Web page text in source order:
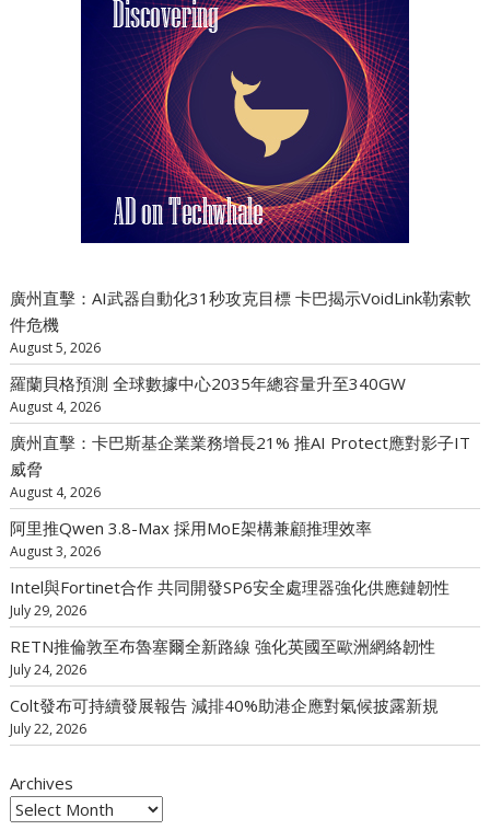
廣州直擊：AI武器自動化31秒攻克目標 卡巴揭示VoidLink勒索軟
件危機
August 5, 2026
羅蘭貝格預測 全球數據中心2035年總容量升至340GW
August 4, 2026
廣州直擊：卡巴斯基企業業務增長21% 推AI Protect應對影子IT
威脅
August 4, 2026
阿里推Qwen 3.8-Max 採用MoE架構兼顧推理效率
August 3, 2026
Intel與Fortinet合作 共同開發SP6安全處理器強化供應鏈韌性
July 29, 2026
RETN推倫敦至布魯塞爾全新路線 強化英國至歐洲網絡韌性
July 24, 2026
Colt發布可持續發展報告 減排40%助港企應對氣候披露新規
July 22, 2026
Archives